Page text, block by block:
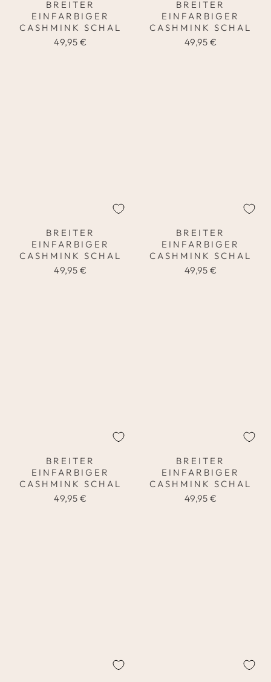
BREITER
EINFARBIGER
CASHMINK SCHAL
49,95 €
BREITER
EINFARBIGER
CASHMINK SCHAL
49,95 €
BREITER
EINFARBIGER
CASHMINK SCHAL
49,95 €
BREITER
EINFARBIGER
CASHMINK SCHAL
49,95 €
BREITER
EINFARBIGER
CASHMINK SCHAL
49,95 €
BREITER
EINFARBIGER
CASHMINK SCHAL
49,95 €